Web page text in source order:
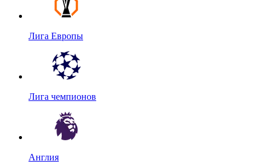
Лига Европы
Лига чемпионов
Англия